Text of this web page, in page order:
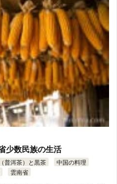
少数民族の生活
普洱茶）と黒茶
中国の料理
雲南省